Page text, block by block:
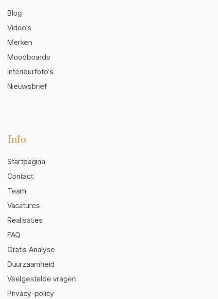
Blog
Video's
Merken
Moodboards
Interieurfoto's
Nieuwsbrief
Info
Startpagina
Contact
Team
Vacatures
Realisaties
FAQ
Gratis Analyse
Duurzaamheid
Veelgestelde vragen
Privacy-policy